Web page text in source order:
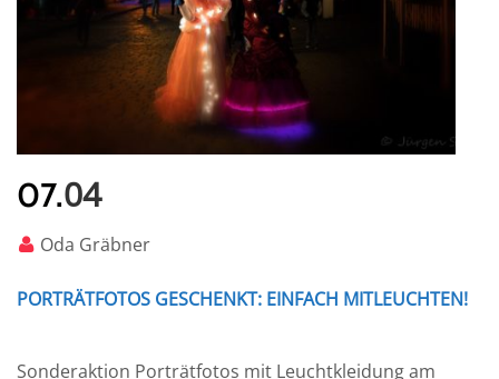
07.04
Oda Gräbner
PORTRÄTFOTOS GESCHENKT: EINFACH MITLEUCHTEN!
Sonderaktion Porträtfotos mit Leuchtkleidung am